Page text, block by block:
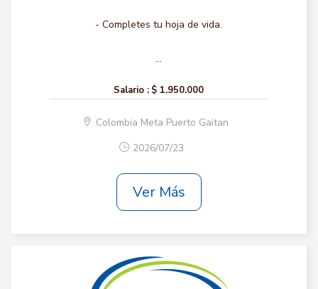
- Completes tu hoja de vida.
...
Salario : $ 1.950.000
Colombia Meta Puerto Gaitan
2026/07/23
Ver Más